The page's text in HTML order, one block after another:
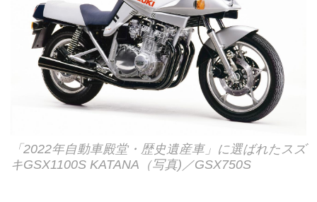
「2022年自動車殿堂・歴史遺産車」に選ばれたスズ
キGSX1100S KATANA（写真)／GSX750S